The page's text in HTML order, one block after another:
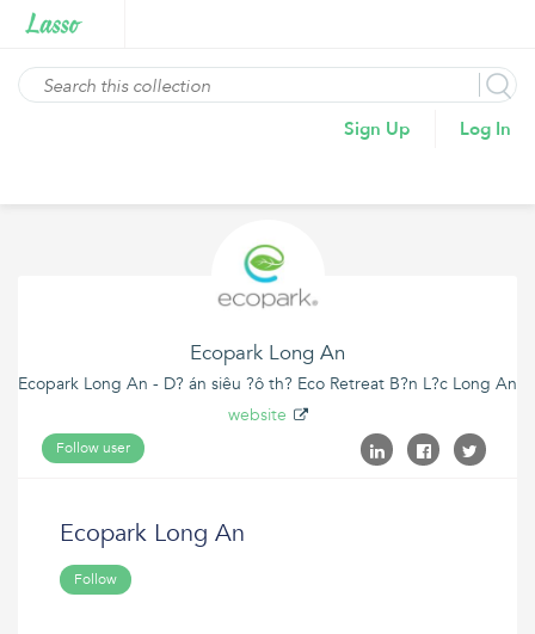
Sign Up Log In
Ecopark Long An
Ecopark Long An - D? án siêu ?ô th? Eco Retreat B?n L?c Long An
website
Follow user
Ecopark Long An
Follow